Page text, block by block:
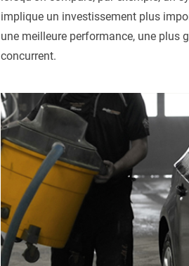
implique un investissement plus
une meilleure performance, une plus
concurrent.